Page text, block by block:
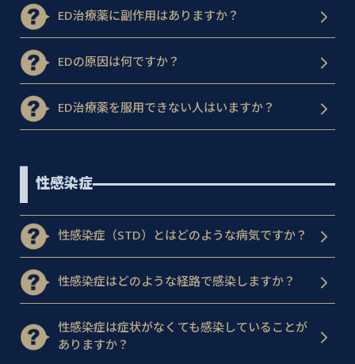
ED治療薬に副作用はありますか？
EDの原因は何ですか？
ED治療薬を服用できない人はいますか？
性感染症
性感染症（STD）とはどのような病気ですか？
性感染症はどのような経路で感染しますか？
性感染症は症状がなくても感染していることが
ありますか？